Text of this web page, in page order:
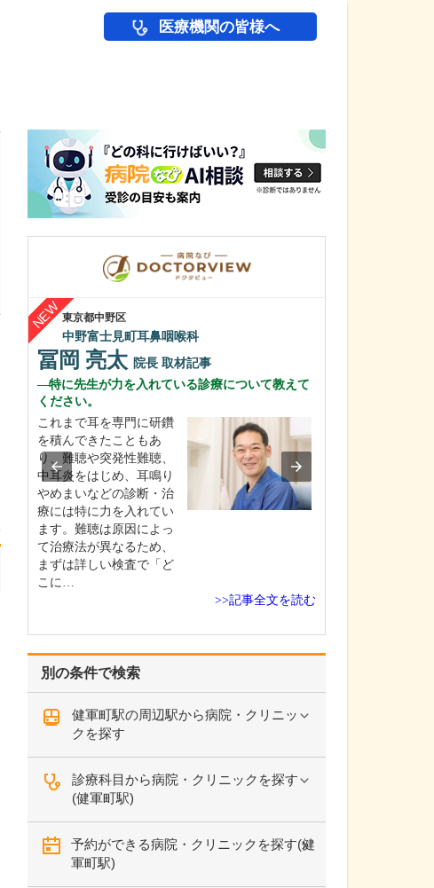
医療機関の皆様へ
別の条件で検索
健軍町駅の周辺駅から病院・クリニッ
クを探す
診療科目から病院・クリニックを探す
(健軍町駅)
予約ができる病院・クリニックを探す(健
軍町駅)
東京都中野区
中野富士見町耳鼻咽喉科
冨岡 亮太 院長 取材記事
特に先生が力を入れている診療について教えて
ください。
これまで耳を専門に研鑽
を積んできたこともあ
り、難聴や突発性難聴、
中耳炎をはじめ、耳鳴り
やめまいなどの診断・治
療には特に力を入れてい
ます。難聴は原因によっ
て治療法が異なるため、
まずは詳しい検査で「ど
こに…
>>記事全文を読む